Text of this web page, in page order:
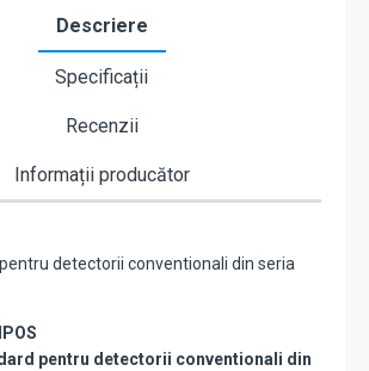
Descriere
Specificații
Recenzii
Informații producător
detectorii conventionali din seria
pentru detectorii conventionali din